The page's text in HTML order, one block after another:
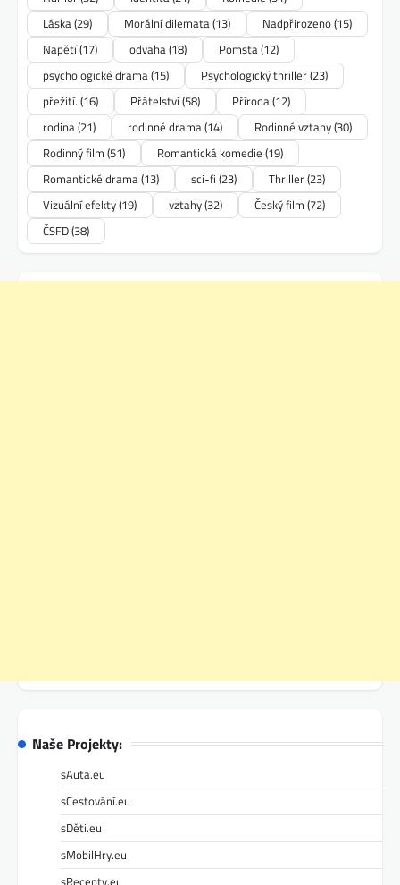
Láska(29) Morální dilemata(13) Nadpřirozeno(15)
Napětí(17) odvaha(18) Pomsta(12)
psychologické drama(15) Psychologický thriller(23)
přežití. (16) Přátelství(58) Příroda(12)
rodina(21) rodinné drama(14) Rodinné vztahy(30)
Rodinný film (51) Romantická komedie (19)
Romantické drama(13) sci-fi (23) Thriller(23)
Vizuální efekty(19) vztahy(32) Český film (72)
ČSFD(38)
Naše Projekty:
sAuta.eu
sCestování.eu
sDěti.eu
sMobilHry.eu
sRecepty.eu